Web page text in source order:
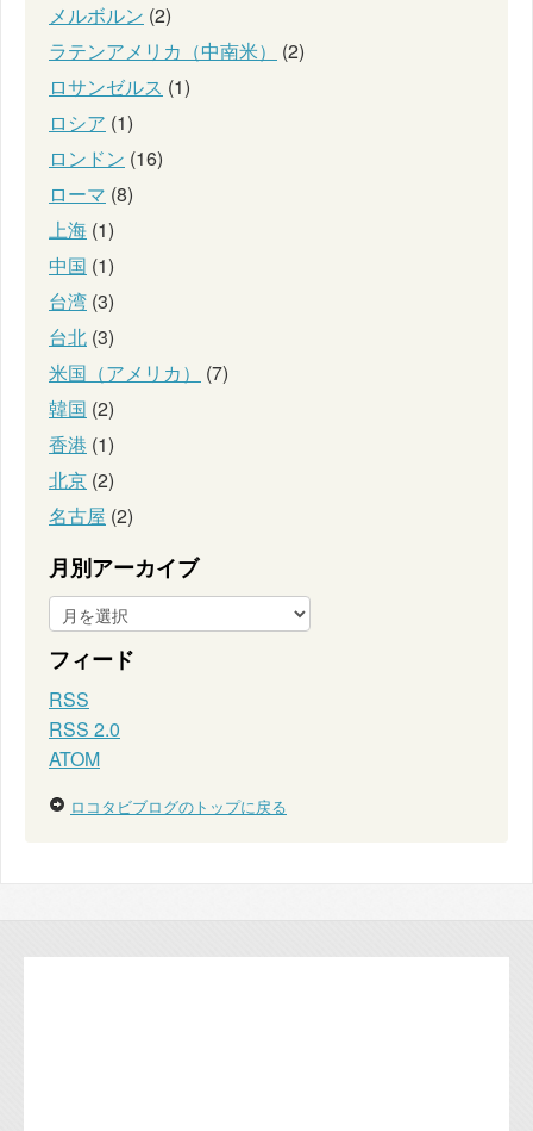
メルボルン (2)
ラテンアメリカ（中南米）
(2)
ロサンゼルス (1)
ロシア (1)
ロンドン (16)
ローマ (8)
上海 (1)
中国 (1)
台湾 (3)
台北 (3)
米国（アメリカ）
(7)
韓国 (2)
香港 (1)
北京 (2)
名古屋 (2)
月別アーカイブ
フィード
RSS
RSS 2.0
ATOM
ロコタビブログのトップに戻る